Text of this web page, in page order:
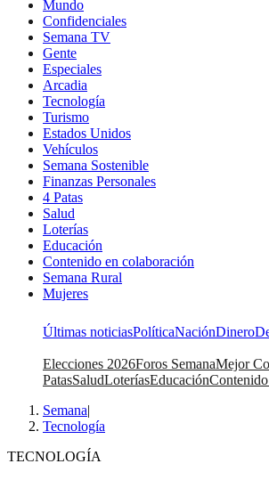
Mundo
Confidenciales
Semana TV
Gente
Especiales
Arcadia
Tecnología
Turismo
Estados Unidos
Vehículos
Semana Sostenible
Finanzas Personales
4 Patas
Salud
Loterías
Educación
Contenido en colaboración
Semana Rural
Mujeres
Últimas noticiasPolíticaNaciónDinero
Elecciones 2026Foros SemanaMejor
PatasSaludLoteríasEducación
Semana|
Tecnología
TECNOLOGÍA